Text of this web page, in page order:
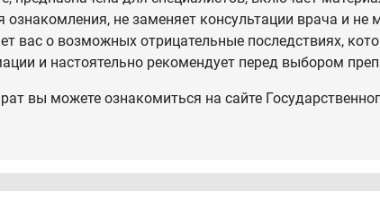
не заменяет консультации врача и не
вас о возможных отрицательные последствиях,
и настоятельно рекомендует перед выбором
вы можете ознакомиться на сайте